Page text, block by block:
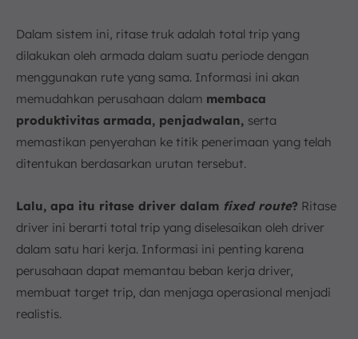
Dalam sistem ini, ritase truk adalah total trip yang
dilakukan oleh armada dalam suatu periode dengan
menggunakan rute yang sama. Informasi ini akan
memudahkan perusahaan dalam membaca
produktivitas armada, penjadwalan, serta
memastikan penyerahan ke titik penerimaan yang telah
ditentukan berdasarkan urutan tersebut.
Lalu, apa itu ritase driver dalam fixed route? Ritase
driver ini berarti total trip yang diselesaikan oleh driver
dalam satu hari kerja. Informasi ini penting karena
perusahaan dapat memantau beban kerja driver,
membuat target trip, dan menjaga operasional menjadi
realistis.